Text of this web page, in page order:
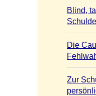
Blind,
Die
Zur